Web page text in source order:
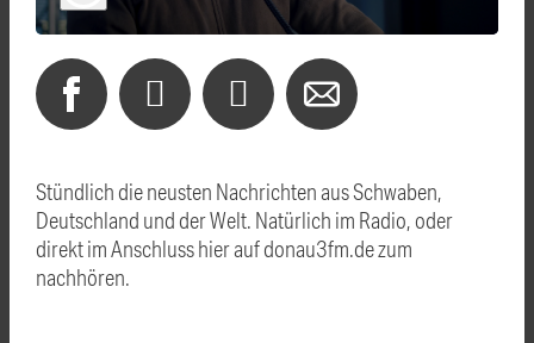
Stündlich die neusten Nachrichten aus Schwaben,
Deutschland und der Welt. Natürlich im Radio, oder
direkt im Anschluss hier auf donau3fm.de zum
nachhören.